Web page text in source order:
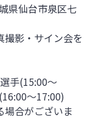
県仙台市泉区七
影・サイン会を
手(15:00～
～17:00)
合がございま